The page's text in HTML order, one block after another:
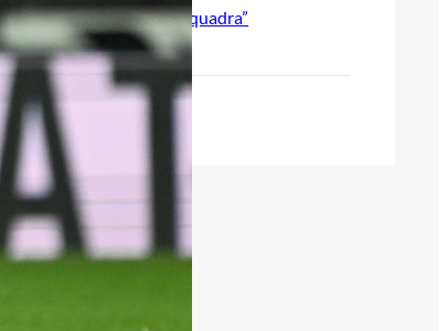
non siamo una seconda squadra”
27 Maggio 2026